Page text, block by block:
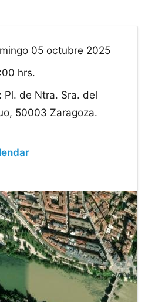
05 octubre 2025
hrs.
Pl. de Ntra. Sra. del
50003 Zaragoza.